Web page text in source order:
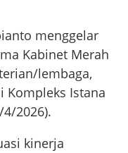
menggelar
Kabinet Merah
lembaga,
Kompleks Istana
4/2026).
kinerja